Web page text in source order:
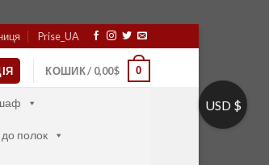
Prise_UA
КОШИК / 0,00$ 0
полок
USD $